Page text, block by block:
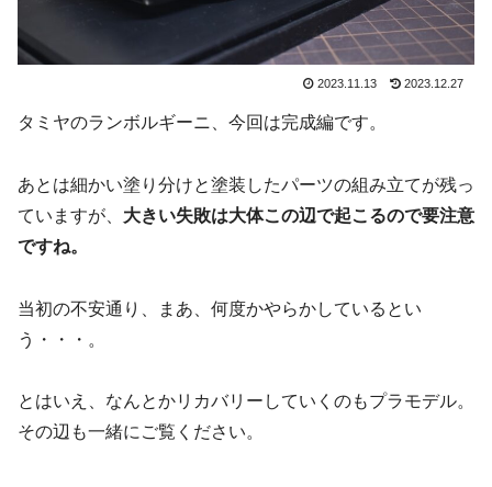
2023.11.13 2023.12.27
タミヤのランボルギーニ、今回は完成編です。
あとは細かい塗り分けと塗装したパーツの組み立てが残っ
ていますが、 大きい失敗は大体この辺で起こるので要注意
ですね。
当初の不安通り、まあ、何度かやらかしているとい
う・・・。
とはいえ、なんとかリカバリーしていくのもプラモデル。
その辺も一緒にご覧ください。